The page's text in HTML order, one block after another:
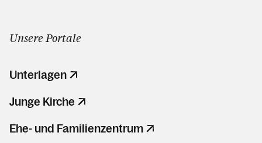
Unsere Portale
Unterlagen
Junge Kirche
Ehe- und Familienzentrum